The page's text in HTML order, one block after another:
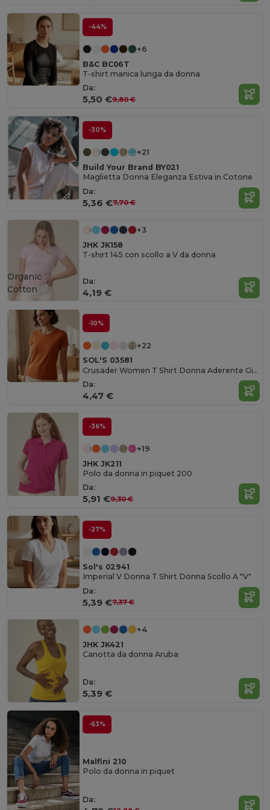
-44%
+6
B&C BC06T
T-shirt manica lunga da donna
Da:
5,50 €9,80 €
-30%
+21
Build Your Brand BY021
Maglietta Donna Eleganza Estiva in Cotone
Da:
5,36 €7,70 €
+3
JHK JK158
T-shirt 145 con scollo a V da donna
Da:
4,19 €
Organic
Cotton
-10%
+22
SOL'S 03581
Crusader Women T Shirt Donna Aderente Girocollo
Da:
4,47 €
-36%
+19
JHK JK211
Polo da donna in piquet 200
Da:
5,91 €9,30 €
-27%
Sol's 02941
Imperial V Donna T Shirt Donna Scollo A "V"
Da:
5,39 €7,37 €
+4
JHK JK421
Canotta da donna Aruba
Da:
5,39 €
-63%
Malfini 210
Polo da donna in piquet
Da: